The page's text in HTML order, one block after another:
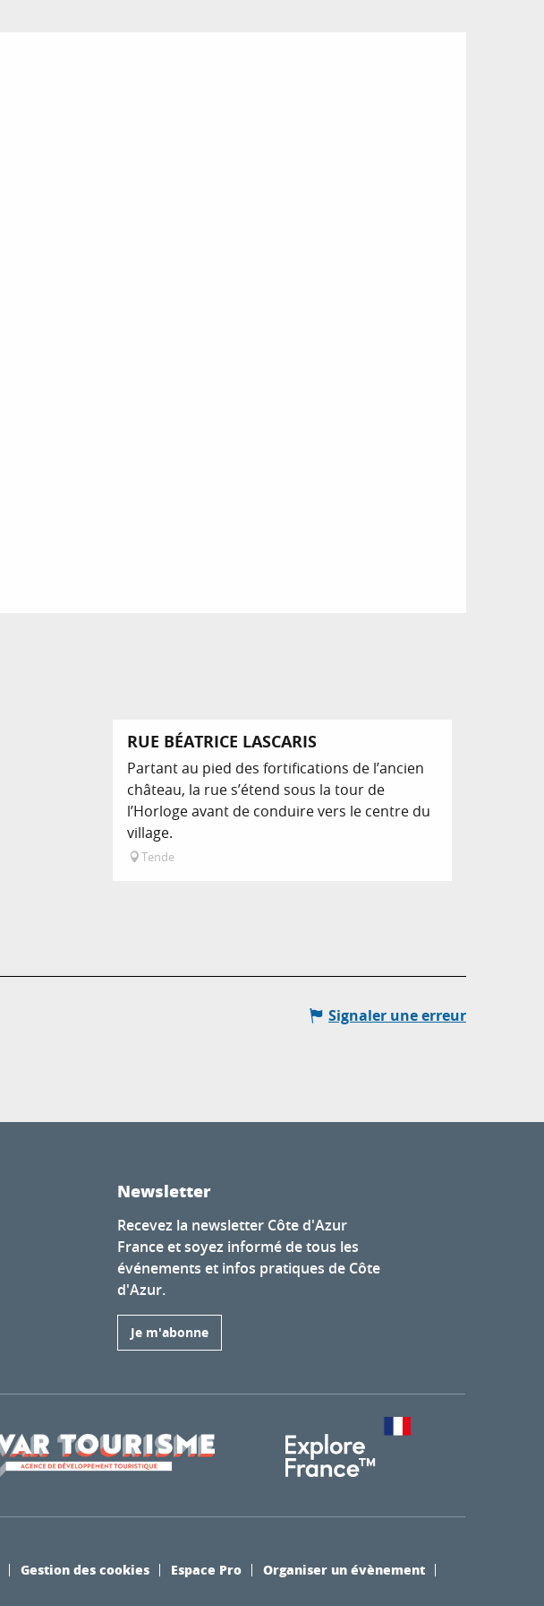
RUE BÉATRICE LASCARIS
Partant au pied des fortifications de l’ancien
château, la rue s’étend sous la tour de
l’Horloge avant de conduire vers le centre du
village.
Tende
Signaler une erreur
Newsletter
Recevez la newsletter Côte d'Azur
France et soyez informé de tous les
événements et infos pratiques de Côte
d'Azur.
Je m'abonne
Gestion des cookies Espace Pro
Organiser un évènement